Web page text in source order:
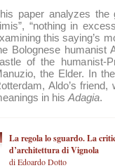
paper analyzes the
“nothing in
this saying’s
Bolognese humanist
of the humanist-
the Elder. In
Aldo’s
in his Adagia.
La regola lo sguardo. La
d’architettura di Vignola
di Edoardo Dotto